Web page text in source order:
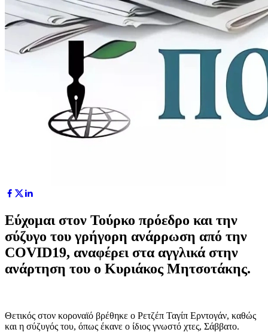
Εύχομαι στον Τούρκο πρόεδρο και την
σύζυγο του γρήγορη ανάρρωση από την
COVID19, αναφέρει στα αγγλικά στην
ανάρτηση του ο Κυριάκος Μητσοτάκης.
Θετικός στον κοροναϊό βρέθηκε ο Ρετζέπ Ταγίπ Ερντογάν, καθώς
και η σύζυγός του, όπως έκανε ο ίδιος γνωστό χτες, Σάββατο.